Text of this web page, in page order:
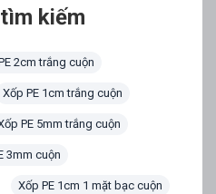
kiếm
2cm trắng cuộn
Xốp PE 1cm trắng cuộn
PE 5mm trắng cuộn
3mm cuộn
Xốp PE 1cm 1 mặt bạc cuộn